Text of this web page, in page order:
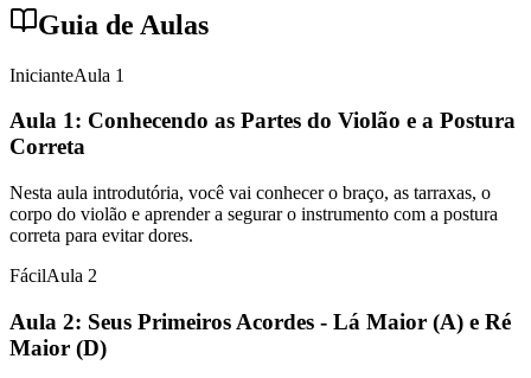
Guia de Aulas
InicianteAula 1
Aula 1: Conhecendo as Partes do Violão e a Postura
Correta
Nesta aula introdutória, você vai conhecer o braço, as tarraxas, o
corpo do violão e aprender a segurar o instrumento com a postura
correta para evitar dores.
FácilAula 2
Aula 2: Seus Primeiros Acordes - Lá Maior (A) e Ré
Maior (D)